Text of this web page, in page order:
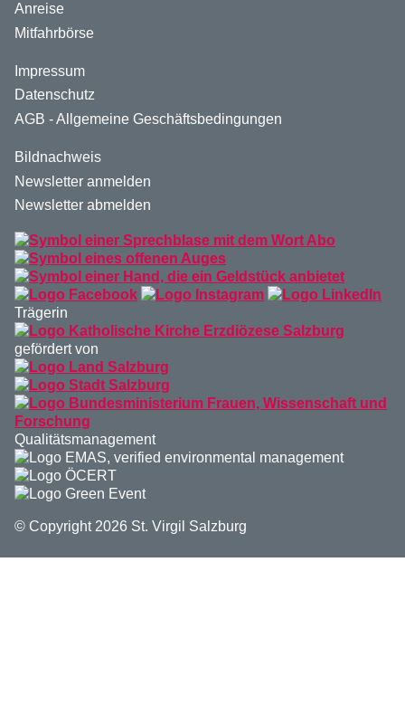
Anreise
Mitfahrbörse
Impressum
Datenschutz
AGB - Allgemeine Geschäftsbedingungen
Bildnachweis
Newsletter anmelden
Newsletter abmelden
Trägerin
gefördert von
Qualitätsmanagement
© Copyright 2026 St. Virgil Salzburg